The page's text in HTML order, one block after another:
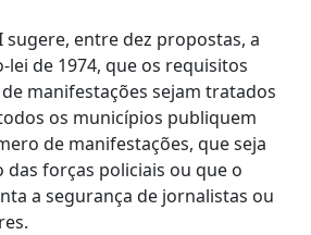
sugere, entre dez propostas, a
lei de 1974, que os requisitos
manifestações sejam tratados
os municípios publiquem
de manifestações, que seja
das forças policiais ou que o
a segurança de jornalistas ou